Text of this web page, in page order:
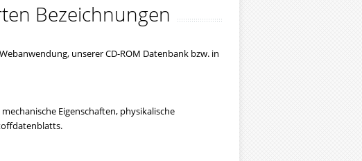
Bezeichnungen
unserer CD-ROM Datenbank bzw. in
Eigenschaften, physikalische